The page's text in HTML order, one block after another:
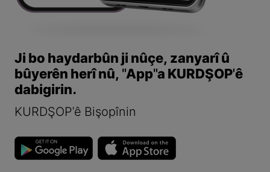
Ji bo haydarbûn ji nûçe, zanyarî û
bûyerên herî nû, "App"a KURDŞOP'ê
dabigirin.
KURDŞOP'ê Bişopînin